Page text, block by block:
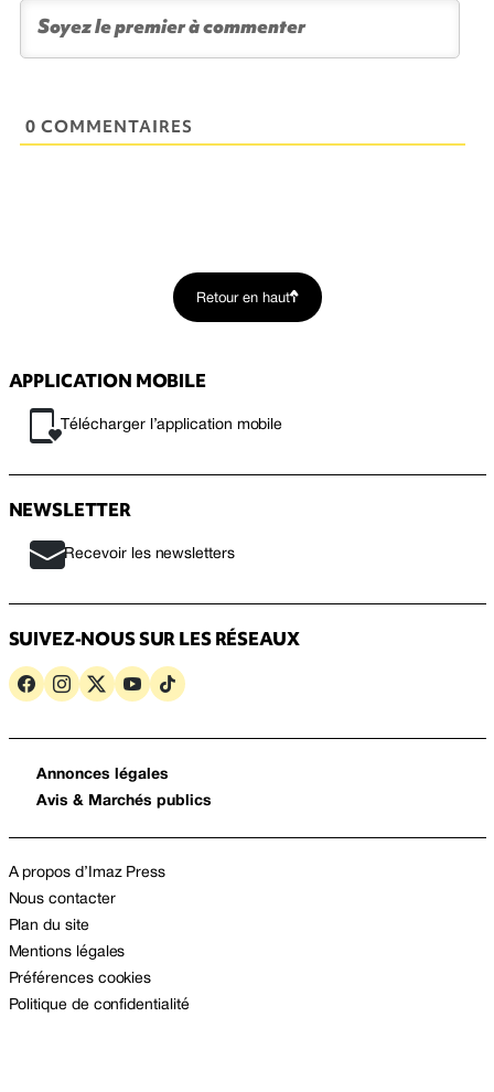
0 COMMENTAIRES
Retour en haut
APPLICATION MOBILE
Télécharger l’application mobile
NEWSLETTER
Recevoir les newsletters
SUIVEZ-NOUS SUR LES RÉSEAUX
Annonces légales
Avis & Marchés publics
A propos d’Imaz Press
Nous contacter
Plan du site
Mentions légales
Préférences cookies
Politique de confidentialité